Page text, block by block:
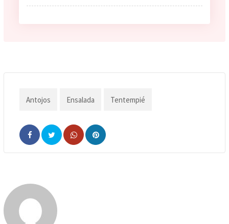
Antojos Ensalada Tentempié
WhatsappPinterest